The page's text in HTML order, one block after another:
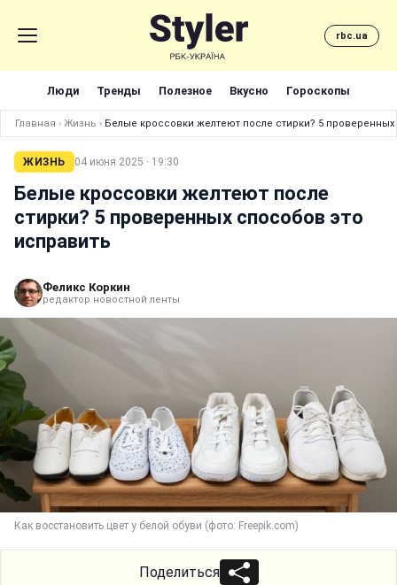
rbc.ua
Люди Тренды Полезное Вкусно Гороскопы
Главная › Жизнь › Белые кроссовки желтеют после стирки? 5
ЖИЗНЬ 04 июня 2025 · 19:30
Белые кроссовки желтеют после
стирки? 5 проверенных способов это
исправить
Феликс Коркин
редактор новостной ленты
Как восстановить цвет у белой обуви (фото: Freepik.com)
Поделиться